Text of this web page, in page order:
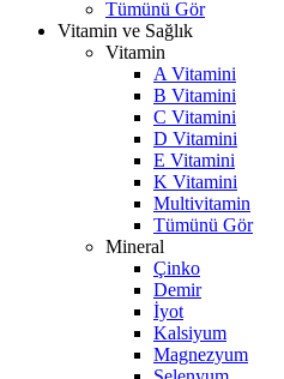
Tümünü Gör
Vitamin ve Sağlık
Vitamin
A Vitamini
B Vitamini
C Vitamini
D Vitamini
E Vitamini
K Vitamini
Multivitamin
Tümünü Gör
Mineral
Çinko
Demir
İyot
Kalsiyum
Magnezyum